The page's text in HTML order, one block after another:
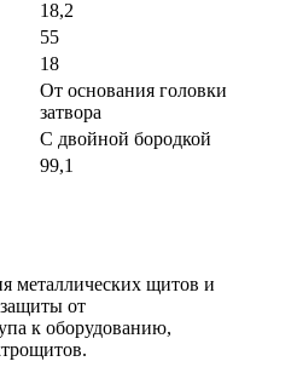
18,2
55
18
От основания головки
затвора
С двойной бородкой
99,1
металлических щитов и
от
к оборудованию,